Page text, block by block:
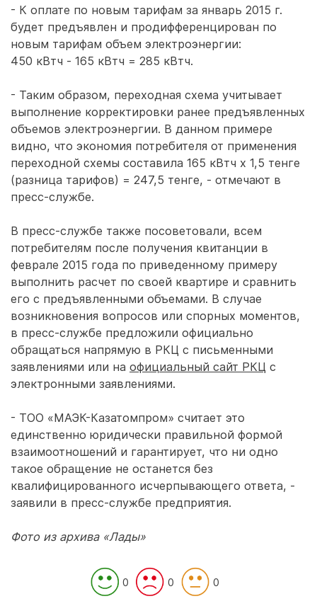
- К оплате по новым тарифам за январь 2015 г.
будет предъявлен и продифференцирован по
новым тарифам объем электроэнергии:
450 кВтч - 165 кВтч = 285 кВтч.
- Таким образом, переходная схема учитывает
выполнение корректировки ранее предъявленных
объемов электроэнергии. В данном примере
видно, что экономия потребителя от применения
переходной схемы составила 165 кВтч х 1,5 тенге
(разница тарифов) = 247,5 тенге, - отмечают в
пресс-службе.
В пресс-службе также посоветовали, всем
потребителям после получения квитанции в
феврале 2015 года по приведенному примеру
выполнить расчет по своей квартире и сравнить
его с предъявленными объемами. В случае
возникновения вопросов или спорных моментов,
в пресс-службе предложили официально
обращаться напрямую в РКЦ с письменными
заявлениями или на официальный сайт РКЦ с
электронными заявлениями.
- ТОО «МАЭК-Казатомпром» считает это
единственно юридически правильной формой
взаимоотношений и гарантирует, что ни одно
такое обращение не останется без
квалифицированного исчерпывающего ответа, -
заявили в пресс-службе предприятия.
Фото из архива «Лады»
0 0 0